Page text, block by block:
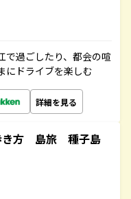
で過ごしたり、都会の喧
にドライブを楽しむ
詳細を見る
き方 島旅 種子島